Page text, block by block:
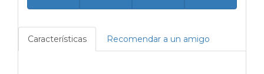
Características Recomendar a un amigo